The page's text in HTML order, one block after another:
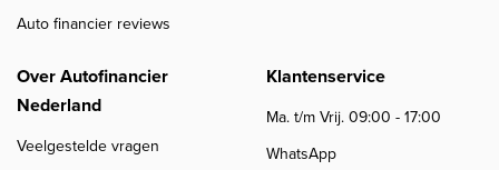
Auto financier reviews
Over Autofinancier
Nederland
Veelgestelde vragen
Klantenservice
Ma. t/m Vrij. 09:00 - 17:00
WhatsApp